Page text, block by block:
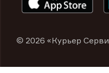
© 2026 «Курьер